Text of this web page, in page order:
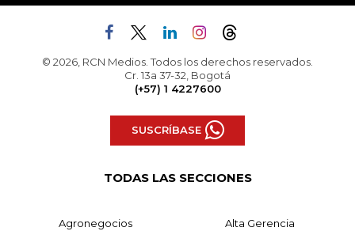
© 2026, RCN Medios. Todos los derechos reservados.
Cr. 13a 37-32, Bogotá
(+57) 1 4227600
SUSCRÍBASE
TODAS LAS SECCIONES
Agronegocios Alta Gerencia